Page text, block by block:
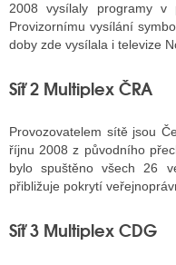
INTERNET
STRÁNKY RÁDIÍ
STRÁNKY TV
TISK
2008 vysílaly programy v
Provizornímu vysílání
doby zde vysílala i televize
Síť 2 Multiplex ČRA
Provozovatelem sítě jsou
říjnu 2008 z původního
bylo spuštěno všech 26
přibližuje pokrytí
Síť 3 Multiplex CDG